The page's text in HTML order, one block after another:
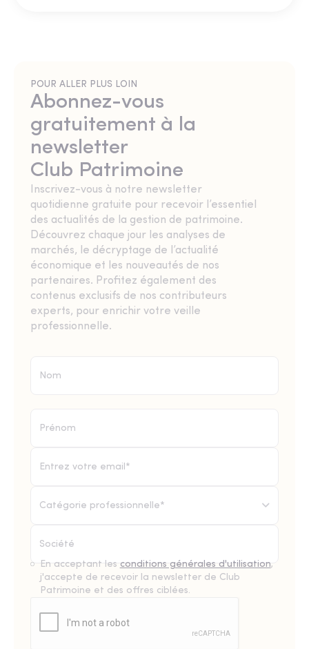
POUR ALLER PLUS LOIN
Abonnez-vous
gratuitement à la
newsletter
Club Patrimoine
Inscrivez-vous à notre newsletter
quotidienne gratuite pour recevoir l’essentiel
des actualités de la gestion de patrimoine.
Découvrez chaque jour les analyses de
marchés, le décryptage de l’actualité
économique et les nouveautés de nos
partenaires. Profitez également des
contenus exclusifs de nos contributeurs
experts, pour enrichir votre veille
professionnelle.
Catégorie professionnelle*
En acceptant les conditions générales d'utilisation,
j'accepte de recevoir la newsletter de Club
Patrimoine et des offres ciblées.